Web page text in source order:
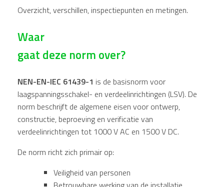
Overzicht, verschillen, inspectiepunten en metingen.
Waar
gaat deze norm over?
NEN-EN-IEC 61439-1 is de basisnorm voor
laagspanningsschakel- en verdeelinrichtingen (LSV). De
norm beschrijft de algemene eisen voor ontwerp,
constructie, beproeving en verificatie van
verdeelinrichtingen tot 1000 V AC en 1500 V DC.
De norm richt zich primair op:
Veiligheid van personen